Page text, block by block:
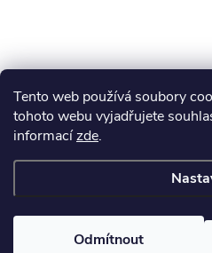
Tento web používá soubory
tohoto webu vyjadřujete
informacízde.
Odmítnout